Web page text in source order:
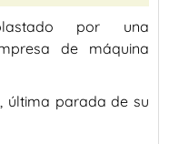
por una
de máquina
última parada de su